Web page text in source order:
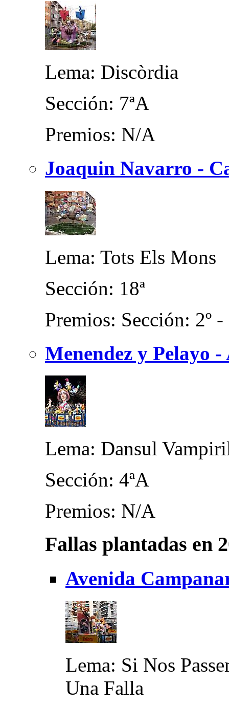
Lema: Discòrdia
Sección: 7ªA
Premios: N/A
Joaquin Navarro -
Lema: Tots Els Mons
Sección: 18ª
Premios: Sección: 2º
Menendez y Pelayo
Lema: Dansul
Sección: 4ªA
Premios: N/A
Fallas plantadas en
Avenida
Lema: Si Nos
Una Falla